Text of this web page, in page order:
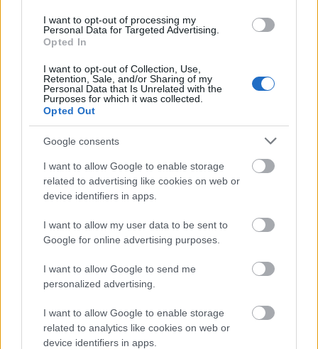
I want to opt-out of processing my
Personal Data for Targeted Advertising.
Opted In
I want to opt-out of Collection, Use,
Retention, Sale, and/or Sharing of my
Personal Data that Is Unrelated with the
Purposes for which it was collected.
Opted Out
Google consents
I want to allow Google to enable storage
related to advertising like cookies on web or
device identifiers in apps.
I want to allow my user data to be sent to
Google for online advertising purposes.
I want to allow Google to send me
personalized advertising.
I want to allow Google to enable storage
related to analytics like cookies on web or
device identifiers in apps.
kínlódott. Hiszen ő azokat az ostobaságokat
soha nem űzte. Feleségével munkahelyén
feleseléséért, majd ő maga sem értette,
hogyan – feleségül vette. Leghosszabb közös
sétájukat a kórházig tették, az asszony első
szülése előtt. Problémáján még a fölöttük
lakó, mindig áztató Periszkóp Pali sem tudott
segíteni. Pedig milyen tudós elme. Csak hát
olyan szórakozott szegény. Miközben
Kerekes István egy szürke, őszi munkanapon
a nappaliban téblábolt, tekintete megakadt a
Kerekes Jánoska füzetén. Kíváncsian lapozta
föl, majd hirtelen elsápadt. A füzet hátlapján
összetömörült pálcaemberkét elevenített
meg, fölöttük hatalmas átlőtt szívet ábrázoló
mázolmánnyal. Kerekes István attól a perctől
kezdve keményen ivott. Később már senki
sem emlékezett rá, hogy volt-e józan is